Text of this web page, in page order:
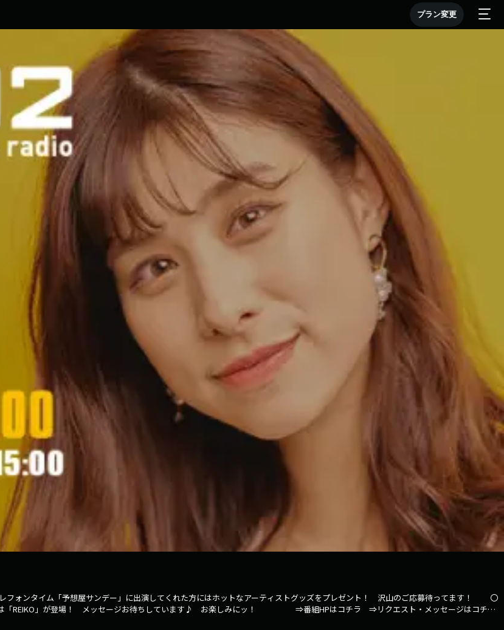
プラン変更
ォンタイム「予想屋サンデー」に出演してくれた方にはホットなアーティストグッズをプレゼント！ 沢山のご応募待ってます！ 〇
は「REIKO」が登場！ メッセージお待ちしています♪ お楽しみにッ！ ⇒番組HPはコチラ ⇒リクエスト・メッセージはコチ
ページはコチラ